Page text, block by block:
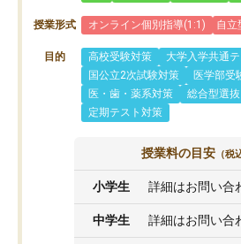
授業形式 オンライン個別指導(1:1) 自立
目的 高校受験対策
大学入学共通
国公立2次試験対策
医学部受
医・歯・薬系対策
総合型選
定期テスト対策
授業料の目安 （税
小学生 詳細はお問い合
中学生 詳細はお問い合